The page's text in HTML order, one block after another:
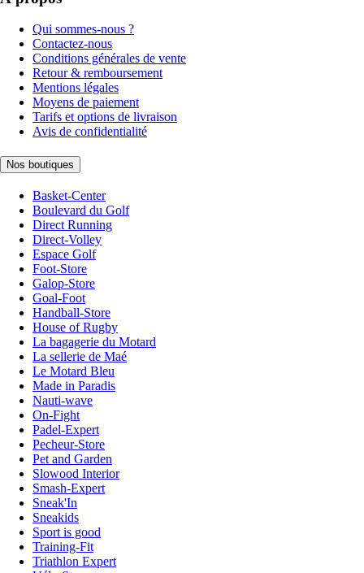
Qui sommes-nous ?
Contactez-nous
Conditions générales de vente
Retour & remboursement
Mentions légales
Moyens de paiement
Tarifs et options de livraison
Avis de confidentialité
Nos boutiques
Basket-Center
Boulevard du Golf
Direct Running
Direct-Volley
Espace Golf
Foot-Store
Galop-Store
Goal-Foot
Handball-Store
House of Rugby
La bagagerie du Motard
La sellerie de Maé
Le Motard Bleu
Made in Paradis
Nauti-wave
On-Fight
Padel-Expert
Pecheur-Store
Pet and Garden
Slowood Interior
Smash-Expert
Sneak'In
Sneakids
Sport is good
Training-Fit
Triathlon Expert